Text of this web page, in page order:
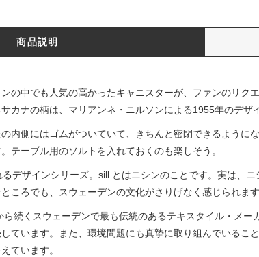
商品説明
の中でも人気の高かったキャニスターが、ファンのリク
カナの柄は、マリアンネ・ニルソンによる1955年のデザ
内側にはゴムがついていて、きちんと密閉できるように
テーブル用のソルトを入れておくのも楽しそう。
デザインシリーズ。sill とはニシンのことです。実は、
ころでも、スウェーデンの文化がさりげなく感じられます
続くスウェーデンで最も伝統のあるテキスタイル・メ
ています。また、環境問題にも真摯に取り組んでいるこ
ています。